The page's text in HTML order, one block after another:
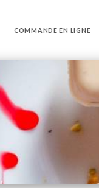
COMMANDE EN LIGNE